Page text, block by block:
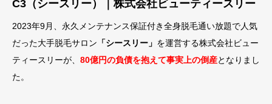
C3（シースリー）｜株式会社ビューティースリー
2023年9月、永久メンテナンス保証付き全身脱毛通い放題で人気
だった大手脱毛サロン 「シースリー」 を運営する株式会社ビュー
ティースリーが、 80億円の負債を抱えて事実上の倒産となりまし
た。